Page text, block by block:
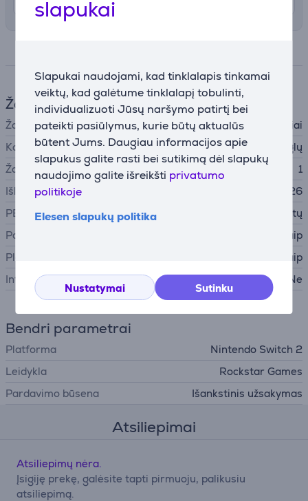
slapukai
Slapukai naudojami, kad tinklalapis tinkamai
veiktų, kad galėtume tinklalapį tobulinti,
individualizuoti Jūsų naršymo patirtį bei
pateikti pasiūlymus, kurie būtų aktualūs
būtent Jums. Daugiau informacijos apie
slapukus galite rasti bei sutikimą dėl slapukų
naudojimo galite išreikšti privatumo
politikoje
Elesen slapukų politika
Nustatymai Sutinku
Žaidimo charakteristikos
Žaidimo tipas
Nuotykiai
Kalba
Anglų
Žaidėjų kiekis
1
Išleidimo data
20.05.2026
PEGI amžiaus įvertinimas
Tinka virš 18 metų
Pagrindinis žaidimas
Taip
Plėtinių paketas
Taip
Internetinis žaidimas
Ne
Bendri parametrai
Platforma
Nintendo Switch 2
Leidykla
Rockstar Games
Pardavimo būsena
Išankstinis užsakymas
Atsiliepimai
Atsiliepimų nėra.
Įsigiję prekę, galėsite tapti pirmuoju, palikusiu
atsiliepimą.